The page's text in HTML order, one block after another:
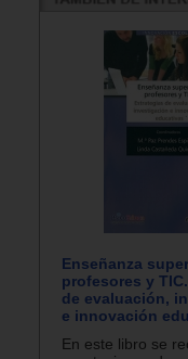
Enseñanza
profesores y
de evaluación,
e innovación
En este libro se